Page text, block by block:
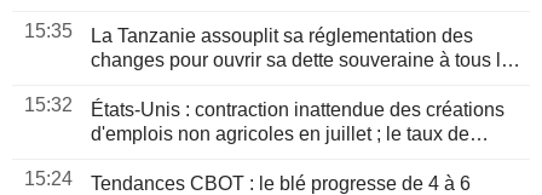
15:35
La Tanzanie assouplit sa réglementation des
changes pour ouvrir sa dette souveraine à tous les
15:32
États-Unis : contraction inattendue des créations
d'emplois non agricoles en juillet ; le taux de
15:24
Tendances CBOT : le blé progresse de 4 à 6